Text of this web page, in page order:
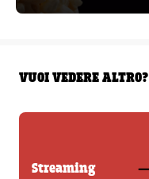
VUOI VEDERE ALTRO?
Streaming